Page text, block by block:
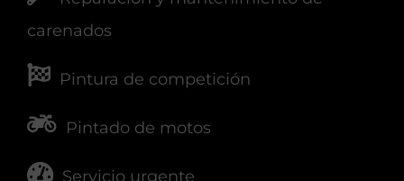
Reparación y mantenimiento de
carenados
Pintura de competición